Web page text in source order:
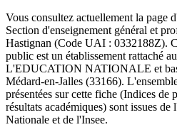
Vous consultez actuellement la page
Section d'enseignement général et
Hastignan (Code UAI : 0332188Z).
public est un établissement rattaché au
L'EDUCATION NATIONALE et
Médard-en-Jalles (33166).
présentées sur cette fiche (Indices de
résultats académiques) sont issues
Nationale et de l'Insee.